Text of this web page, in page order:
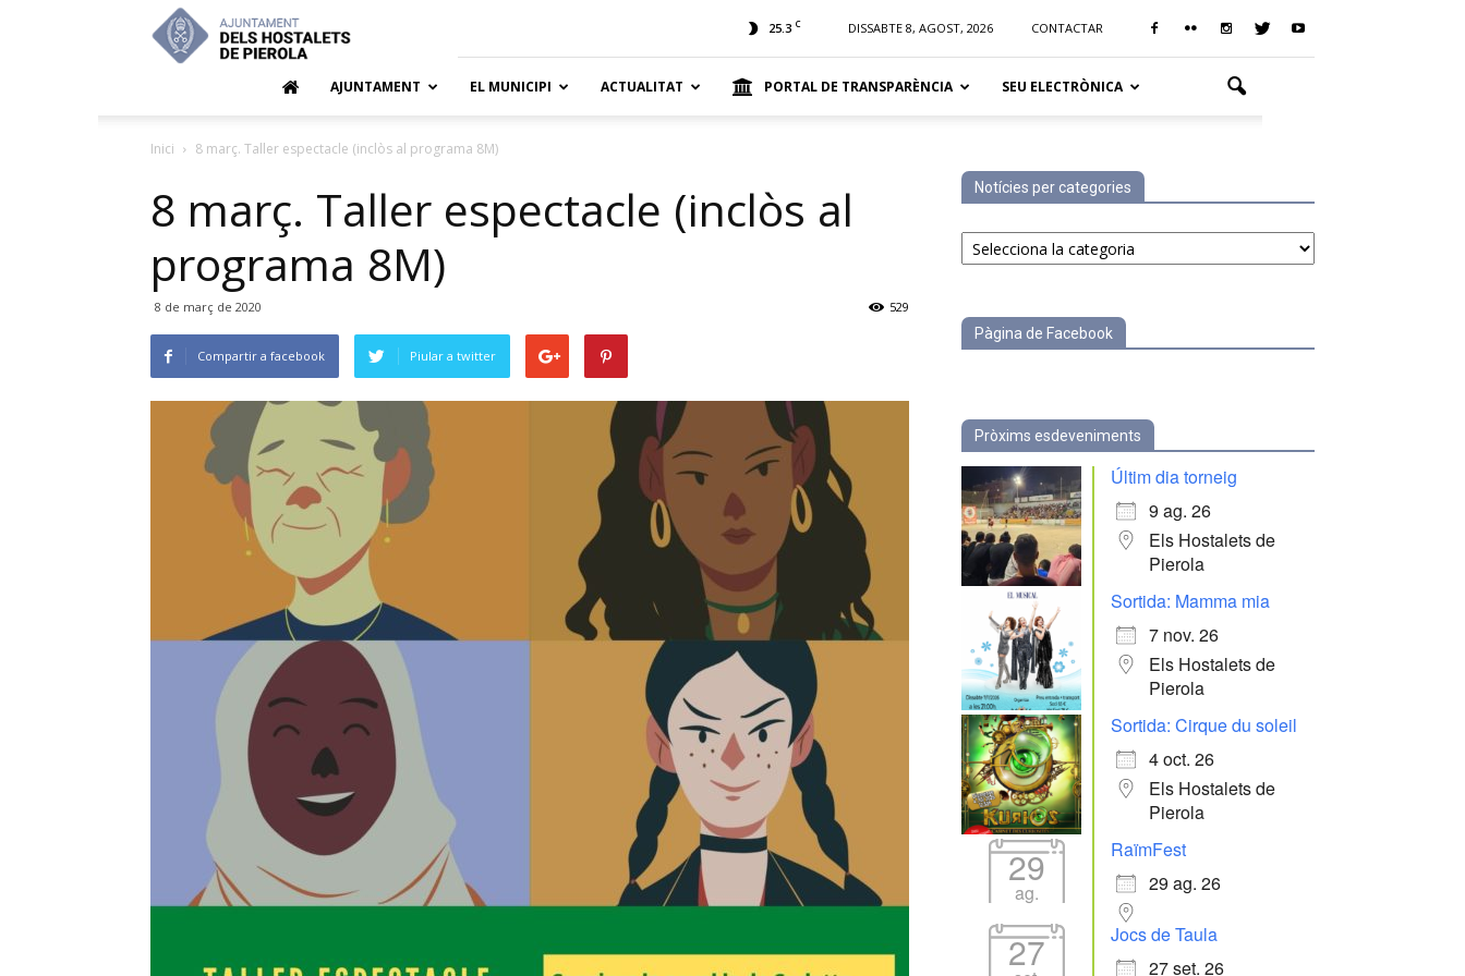
Hostalets
de
25.3 C DISSABTE 8, AGOST, 2026 CONTACTAR
AJUNTAMENT EL MUNICIPI ACTUALITAT PORTAL DE TRANSPARÈNCIA SEU ELECTRÒNICA
Inici 8 març. Taller espectacle (inclòs al programa 8M)
8 març. Taller espectacle (inclòs al
programa 8M)
8 de març de 2020 529
Compartir a facebook Piular a twitter
Notícies per categories
Notícies
per
Pàgina de Facebook
Pròxims esdeveniments
Últim dia torneig
9 ag. 26
Els Hostalets de
Pierola
Sortida: Mamma mia
7 nov. 26
Els Hostalets de
Pierola
Sortida: Cirque du soleil
4 oct. 26
Els Hostalets de
Pierola
29
ag.
RaïmFest
29 ag. 26
27
Jocs de Taula
27 set. 26